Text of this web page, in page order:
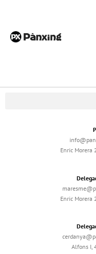
Enric Morera
Enric Morera
Alfons I,